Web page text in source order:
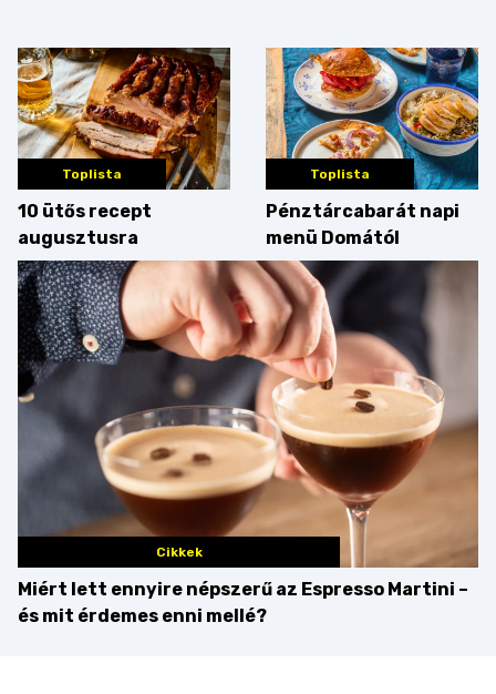
az érveket
Toplista
10 ütős recept
augusztusra
Toplista
Pénztárcabarát napi
menü Domától
Cikkek
Miért lett ennyire népszerű az Espresso Martini –
és mit érdemes enni mellé?